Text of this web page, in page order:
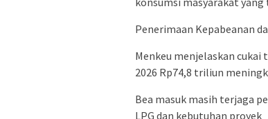
Penerimaan Kepabeanan
Menkeu menjelaskan
2026 Rp74,8 triliun
Bea masuk masih terjaga
LPG dan kebutuhan proyek